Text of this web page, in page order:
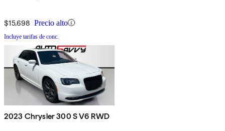
$15,698 Precio alto
Incluye tarifas de conc.
2023 Chrysler 300 S V6 RWD